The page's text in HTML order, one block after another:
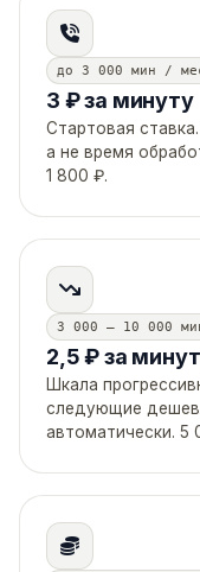
до 3 000 мин /
3 ₽ за минуту
Стартовая
а не время
1 800 ₽.
3 000 – 10 000
2,5 ₽ за
Шкала
следующие
автоматически.